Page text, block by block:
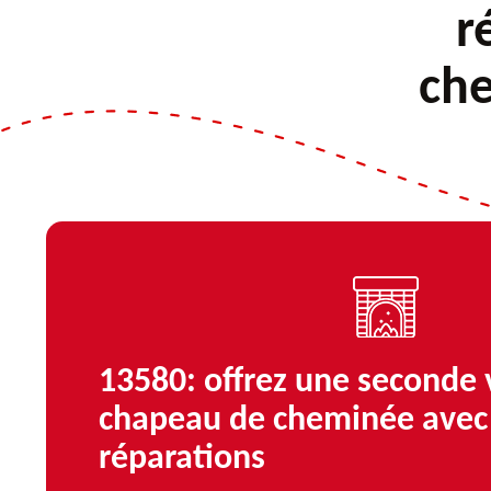
13580: offrez une seconde
chapeau de cheminée
réparations